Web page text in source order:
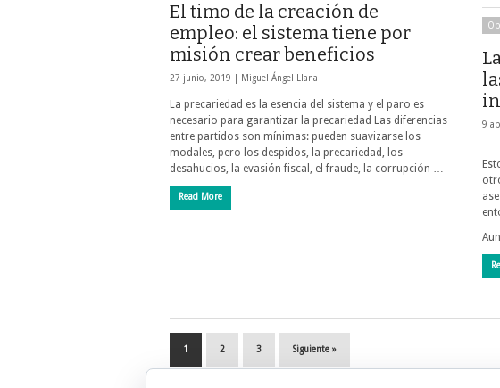
El timo de la creación de
empleo: el sistema tiene por
misión crear beneficios
27 junio, 2019 | Miguel Ángel Llana
La precariedad es la esencia del sistema y el paro es
necesario para garantizar la precariedad Las diferencias
entre partidos son mínimas: pueden suavizarse los
modales, pero los despidos, la precariedad, los
desahucios, la evasión fiscal, el fraude, la corrupción …
Read More
9
1 2 3 Siguiente »